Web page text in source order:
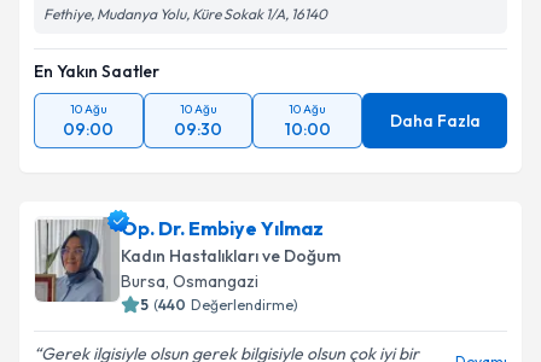
Fethiye, Mudanya Yolu, Küre Sokak 1/A, 16140
En Yakın Saatler
10 Ağu
09:00
10 Ağu
09:30
10 Ağu
10:00 Daha Fazla
Op. Dr. Embiye Yılmaz
Kadın Hastalıkları ve Doğum
Bursa, Osmangazi
5 (440 Değerlendirme)
Gerek ilgisiyle olsun gerek bilgisiyle olsun çok iyi bir